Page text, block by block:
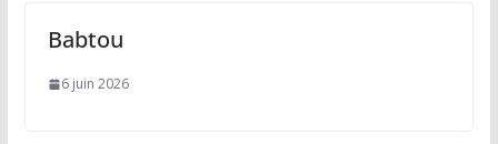
Babtou
6 juin 2026